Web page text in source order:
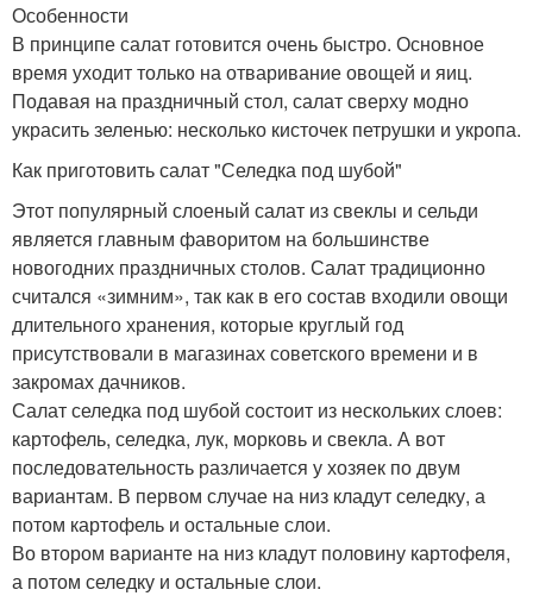
Особенности
В принципе салат готовится очень быстро. Основное
время уходит только на отваривание овощей и яиц.
Подавая на праздничный стол, салат сверху модно
украсить зеленью: несколько кисточек петрушки и укропа.
Как приготовить салат "Селедка под шубой"
Этот популярный слоеный салат из свеклы и сельди
является главным фаворитом на большинстве
новогодних праздничных столов. Салат традиционно
считался «зимним», так как в его состав входили овощи
длительного хранения, которые круглый год
присутствовали в магазинах советского времени и в
закромах дачников.
Салат селедка под шубой состоит из нескольких слоев:
картофель, селедка, лук, морковь и свекла. А вот
последовательность различается у хозяек по двум
вариантам. В первом случае на низ кладут селедку, а
потом картофель и остальные слои.
Во втором варианте на низ кладут половину картофеля,
а потом селедку и остальные слои.